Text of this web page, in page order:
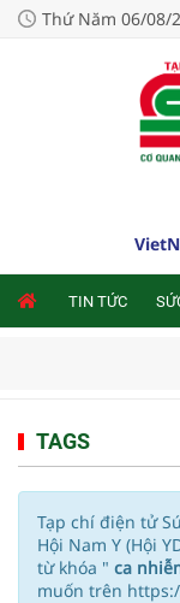
Thứ Năm 06/08/
TIN TỨC
TAGS
Tạp chí điện tử
Hội Nam Y (Hội
từ khóa " ca
muốn trên